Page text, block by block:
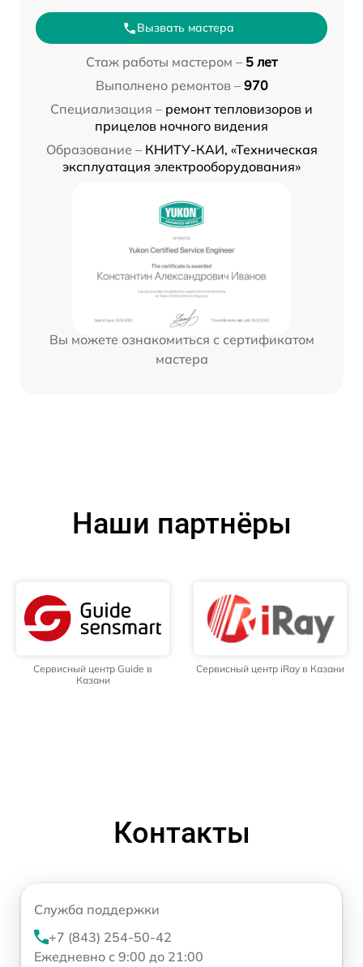
Вызвать мастера
Стаж работы мастером – 5 лет
Выполнено ремонтов – 970
Специализация – ремонт тепловизоров и
прицелов ночного видения
Образование – КНИТУ-КАИ, «Техническая
эксплуатация электрооборудования»
Вы можете ознакомиться с сертификатом
мастера
Наши партнёры
Сервисный центр Guide в
Казани
Сервисный центр iRay в Казани
Контакты
Служба поддержки
+7 (843) 254-50-42
Ежедневно с 9:00 до 21:00